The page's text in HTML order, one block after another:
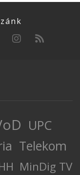
UPC
Telekom
MinDig TV